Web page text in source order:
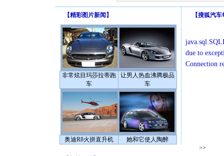
【精彩图片新闻 】
非常炫目玛莎拉蒂跑
车
让男人热血沸腾极品
车
奥迪R8火拼直升机 她和它使人陶醉
【搜狐汽车
due to
Connection
>>